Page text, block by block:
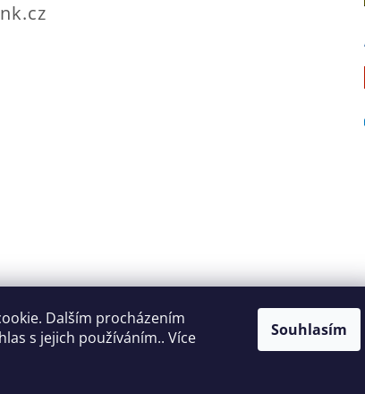
Dalším procházením
s jejich používáním.. Více
Souhlasím
dnů od
Možnosti platby
online